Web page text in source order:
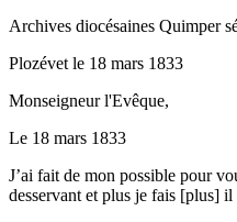
Archives diocésaines Quimper
Plozévet le 18 mars 1833
Monseigneur l'Evêque,
Le 18 mars 1833
J’ai fait de mon possible pour
desservant et plus je fais [plus]